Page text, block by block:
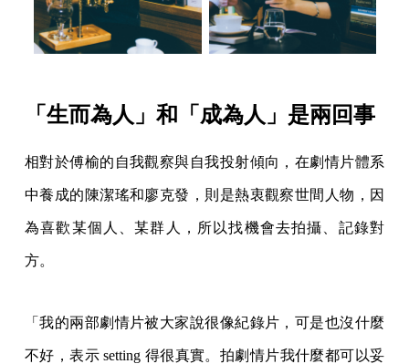
「生而為人」和「成為人」是兩回事
相對於傅榆的自我觀察與自我投射傾向，在劇情片體系
中養成的陳潔瑤和廖克發，則是熱衷觀察世間人物，因
為喜歡某個人、某群人，所以找機會去拍攝、記錄對
方。
「我的兩部劇情片被大家說很像紀錄片，可是也沒什麼
不好，表示 setting 得很真實。拍劇情片我什麼都可以妥